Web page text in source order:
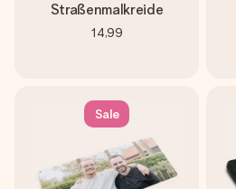
Straßenmalkreide
14,99
Sale